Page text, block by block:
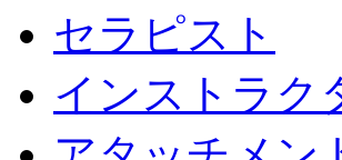
セラピスト
インストラク